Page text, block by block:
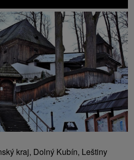
kraj, Dolný Kubín, Leštiny